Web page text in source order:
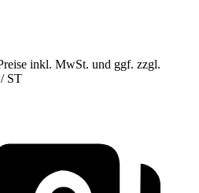
inkl. MwSt. und ggf. zzgl.
/ ST